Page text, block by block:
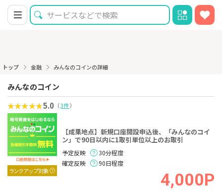
トップ 金融 みんなのコインの詳細
みんなのコイン
5.0 （3件）
ランクアップ対象
【成果地点】新規口座開設申込後、「みんなのコイ
ン」で90日以内に1取引単位以上のお取引
予定反映
30分程度
確定反映
90日程度
4,000P